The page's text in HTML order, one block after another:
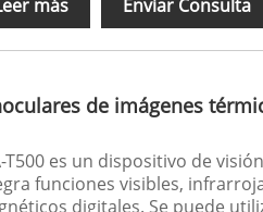
más Enviar Consulta
de imágenes
T500 es un dispositivo de
funciones visibles,
digitales. Se puede